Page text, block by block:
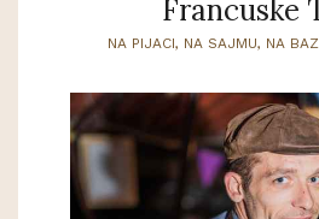
Francuske
NA PIJACI, NA SAJMU, NA